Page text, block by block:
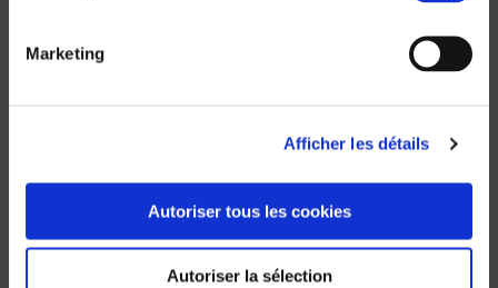
Marketing
Afficher les détails
Autoriser tous les cookies
Autoriser la sélection
pour nos clients.
de canalisations dégradées devrait sortir
Le mot de Yves
FORZINI